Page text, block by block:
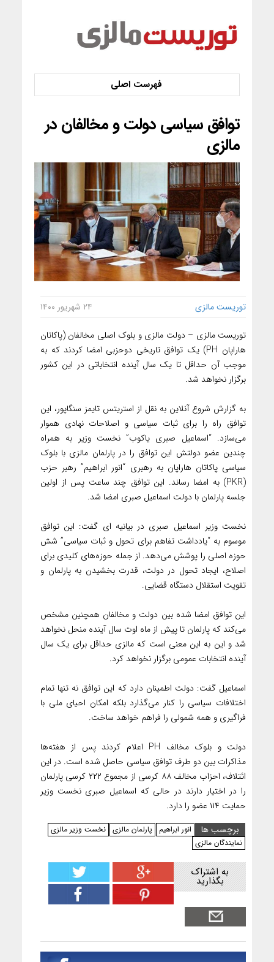
توافق سیاسی دولت و مخالفان در
مالزی
توریست مالزی ۲۴ شهریور ۱۴۰۰
توریست مالزی – دولت مالزی و بلوک اصلی مخالفان (پاکاتان
هاراپان PH) یک توافق تاریخی دوحزبی امضا کردند که به
موجب آن حداقل تا یک سال آینده انتخاباتی در این کشور
برگزار نخواهد شد.
به گزارش شروع آنلاین به نقل از استریتس تایمز سنگاپور، این
توافق راه را برای ثبات سیاسی و اصلاحات نهادی هموار
می‌سازد. “اسماعیل صبری یاکوب” نخست وزیر به همراه
چندین عضو دولتش این توافق را در پارلمان مالزی با بلوک
سیاسی پاکاتان هاراپان به رهبری “انور ابراهیم” رهبر حزب
(PKR) به امضا رساند. این توافق چند ساعت پس از اولین
جلسه پارلمان با دولت اسماعیل صبری امضا شد.
نخست وزیر اسماعیل صبری در بیانیه ای گفت: این توافق
موسوم به “یادداشت تفاهم برای تحول و ثبات سیاسی” شش
حوزه اصلی را پوشش می‌دهد. از جمله حوزه‌های کلیدی برای
اصلاح، ایجاد تحول در دولت، قدرت بخشیدن به پارلمان و
تقویت استقلال دستگاه قضایی.
این توافق امضا شده بین دولت و مخالفان همچنین مشخص
می‌کند که پارلمان تا پیش از ماه اوت سال آینده منحل نخواهد
شد و این به این معنی است که مالزی حداقل برای یک سال
آینده انتخابات عمومی برگزار نخواهد کرد.
اسماعیل گفت: دولت اطمینان دارد که این توافق نه تنها تمام
اختلافات سیاسی را کنار می‌گذارد بلکه امکان احیای ملی با
فراگیری و همه شمولی را فراهم خواهد ساخت.
دولت و بلوک مخالف PH اعلام کردند پس از هفته‌ها
مذاکرات بین دو طرف توافق سیاسی حاصل شده است. در این
ائتلاف، احزاب مخالف ۸۸ کرسی از مجموع ۲۲۲ کرسی پارلمان
را در اختیار دارند در حالی که اسماعیل صبری نخست وزیر
حمایت ۱۱۴ عضو را دارد.
برچسب ها
انور ابراهیم پارلمان مالزی نخست وزیر مالزی
نمایندگان مالزی
به اشتراک
بگذارید